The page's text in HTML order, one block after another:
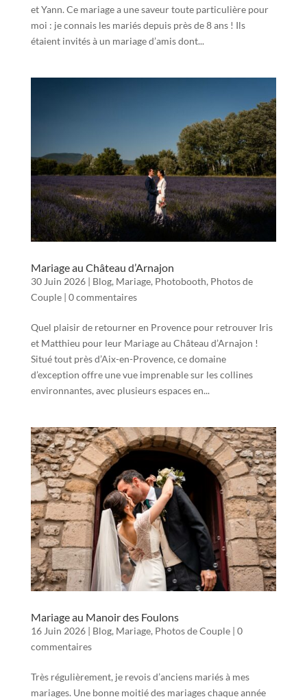
et Yann. Ce mariage a une saveur toute particulière pour
moi : je connais les mariés depuis près de 8 ans ! Ils
étaient invités à un mariage d’amis dont...
Mariage au Château d’Arnajon
30 Juin 2026| Blog, Mariage, Photobooth, Photos de
Couple| 0 commentaires
Quel plaisir de retourner en Provence pour retrouver Iris
et Matthieu pour leur Mariage au Château d’Arnajon !
Situé tout près d’Aix-en-Provence, ce domaine
d’exception offre une vue imprenable sur les collines
environnantes, avec plusieurs espaces en...
Mariage au Manoir des Foulons
16 Juin 2026| Blog, Mariage, Photos de Couple| 0
commentaires
Très régulièrement, je revois d’anciens mariés à mes
mariages. Une bonne moitié des mariages chaque année